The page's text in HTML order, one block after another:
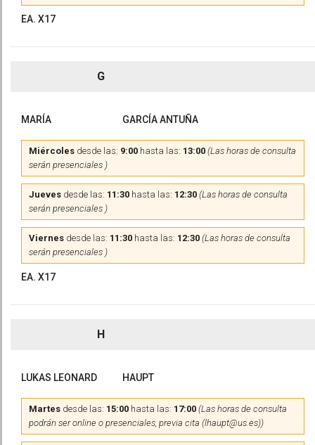
EA. X17
G
MARÍA GARCÍA ANTUÑA
Miércoles desde las: 9:00 hasta las: 13:00 (Las horas de consulta
serán presenciales )
Jueves desde las: 11:30 hasta las: 12:30 (Las horas de consulta
serán presenciales )
Viernes desde las: 11:30 hasta las: 12:30 (Las horas de consulta
serán presenciales )
EA. X17
H
LUKAS LEONARD HAUPT
Martes desde las: 15:00 hasta las: 17:00 (Las horas de consulta
podrán ser online o presenciales, previa cita (lhaupt@us.es))